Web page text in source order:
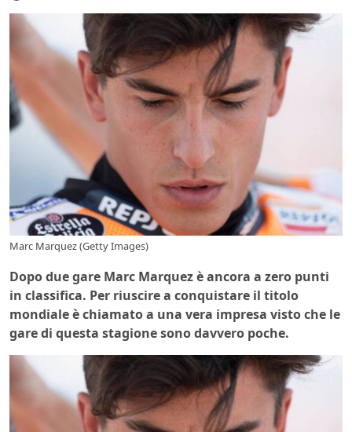
Marc Marquez (Getty Images)
Dopo due gare Marc Marquez è ancora a zero punti
in classifica. Per riuscire a conquistare il titolo
mondiale è chiamato a una vera impresa visto che le
gare di questa stagione sono davvero poche.